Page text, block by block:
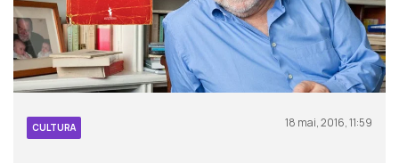
CULTURA 18 mai, 2016, 11:59